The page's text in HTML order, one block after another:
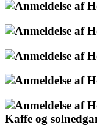
Kaffe og